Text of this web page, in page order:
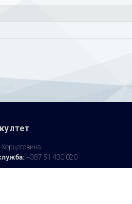
+387 51 430 020